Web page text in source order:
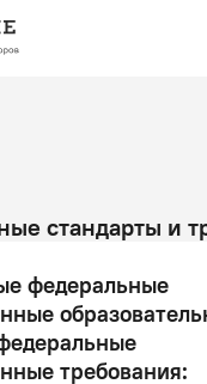
стандарты и
федеральные
требования: